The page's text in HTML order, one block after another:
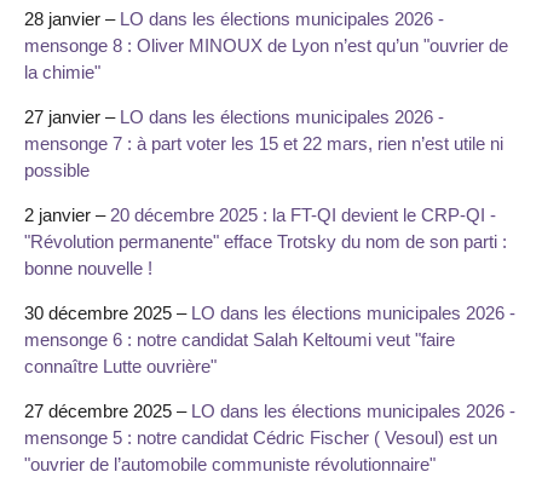
28 janvier – LO dans les élections municipales 2026 -
mensonge 8 : Oliver MINOUX de Lyon n’est qu’un "ouvrier de
la chimie"
27 janvier – LO dans les élections municipales 2026 -
mensonge 7 : à part voter les 15 et 22 mars, rien n’est utile ni
possible
2 janvier – 20 décembre 2025 : la FT-QI devient le CRP-QI -
"Révolution permanente" efface Trotsky du nom de son parti :
bonne nouvelle !
30 décembre 2025 – LO dans les élections municipales 2026 -
mensonge 6 : notre candidat Salah Keltoumi veut "faire
connaître Lutte ouvrière"
27 décembre 2025 – LO dans les élections municipales 2026 -
mensonge 5 : notre candidat Cédric Fischer ( Vesoul) est un
"ouvrier de l’automobile communiste révolutionnaire"